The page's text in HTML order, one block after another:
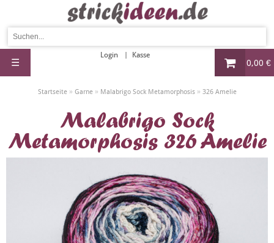
0,00 €
Login Kasse
☰
Startseite» Garne» Malabrigo Sock Metamorphosis» 326 Amelie
Malabrigo Sock
Metamorphosis 326 Amelie